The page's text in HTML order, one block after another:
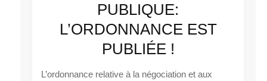
PUBLIQUE:
L’ORDONNANCE EST
PUBLIÉE !
L’ordonnance relative à la négociation et aux